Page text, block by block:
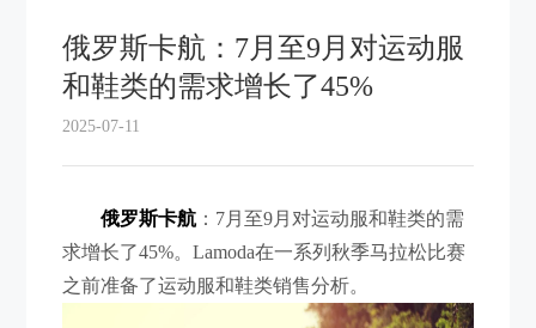
俄罗斯卡航：7月至9月对运动服
和鞋类的需求增长了45%
2025-07-11
俄罗斯卡航 ：7月至9月对运动服和鞋类的需
求增长了45%。Lamoda在一系列秋季马拉松比赛
之前准备了运动服和鞋类销售分析。